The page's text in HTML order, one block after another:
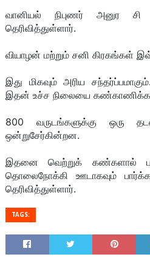
வானியல் நிபுணர் அனுர
தெரிவித்துள்ளார்.
வியாழன் மற்றும் சனி கிரகங்கள்
இது மிகவும் அரிய
இதன் உச்ச நிலையை கண்காணிக்க
800 வருடங்களுக்கு ஒரு
ஒன்றுசேர்கின்றன.
இதனை வெற்றுக் கண்களால்
தொலைநோக்கி ஊடாகவும்
தெரிவித்துள்ளார்.
TAGS: